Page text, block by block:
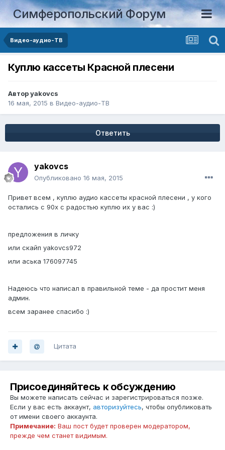
Симферопольский Форум
Видео-аудио-ТВ
Куплю кассеты Красной плесени
Авторyakovcs
16 мая, 2015 в Видео-аудио-ТВ
Ответить
yakovcs
Опубликовано 16 мая, 2015
Привет всем , куплю аудио кассеты красной плесени , у кого
остались с 90х с радостью куплю их у вас :)
предложения в личку
или скайп yakovcs972
или аська 176097745
Надеюсь что написал в правильной теме - да простит меня
админ.
всем заранее спасибо :)
Цитата
Присоединяйтесь к обсуждению
Вы можете написать сейчас и зарегистрироваться позже.
Если у вас есть аккаунт, авторизуйтесь, чтобы опубликовать
от имени своего аккаунта.
Примечание: Ваш пост будет проверен модератором,
прежде чем станет видимым.